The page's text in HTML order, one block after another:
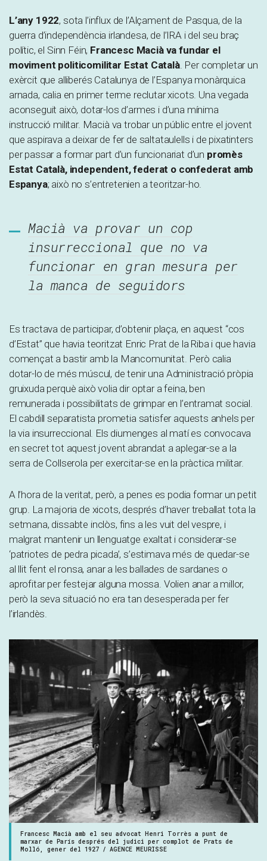
L’any 1922, sota l’influx de l’Alçament de Pasqua, de la
guerra d’independència irlandesa, de l’IRA i del seu braç
polític, el Sinn Féin, Francesc Macià va fundar el
moviment politicomilitar Estat Català. Per completar un
exèrcit que alliberés Catalunya de l’Espanya monàrquica
arnada, calia en primer terme reclutar xicots. Una vegada
aconseguit això, dotar-los d’armes i d’una mínima
instrucció militar. Macià va trobar un públic entre el jovent
que aspirava a deixar de fer de saltataulells i de pixatinters
per passar a formar part d’un funcionariat d’un promès
Estat Català, independent, federat o confederat amb
Espanya; això no s’entretenien a teoritzar-ho.
Macià va provar un cop
insurreccional que no va
funcionar en gran mesura per
la manca de seguidors
Es tractava de participar, d’obtenir plaça, en aquest “cos
d’Estat” que havia teoritzat Enric Prat de la Riba i que havia
començat a bastir amb la Mancomunitat. Però calia
dotar-lo de més múscul, de tenir una Administració pròpia
gruixuda perquè això volia dir optar a feina, ben
remunerada i possibilitats de grimpar en l’entramat social.
El cabdill separatista prometia satisfer aquests anhels per
la via insurreccional. Els diumenges al matí es convocava
en secret tot aquest jovent abrandat a aplegar-se a la
serra de Collserola per exercitar-se en la pràctica militar.
A l’hora de la veritat, però, a penes es podia formar un petit
grup. La majoria de xicots, després d’haver treballat tota la
setmana, dissabte inclòs, fins a les vuit del vespre, i
malgrat mantenir un llenguatge exaltat i considerar-se
‘patriotes de pedra picada’, s’estimava més de quedar-se
al llit fent el ronsa, anar a les ballades de sardanes o
aprofitar per festejar alguna mossa. Volien anar a millor,
però la seva situació no era tan desesperada per fer
l’irlandès.
Francesc Macià amb el seu advocat Henri Torrès a punt de
marxar de París després del judici per complot de Prats de
Molló, gener del 1927 / AGENCE MEURISSE